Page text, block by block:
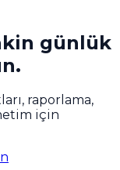
günlük
raporlama,
için